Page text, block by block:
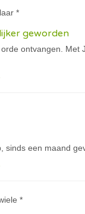
*
geworden
ontvangen.
sinds een maand
*